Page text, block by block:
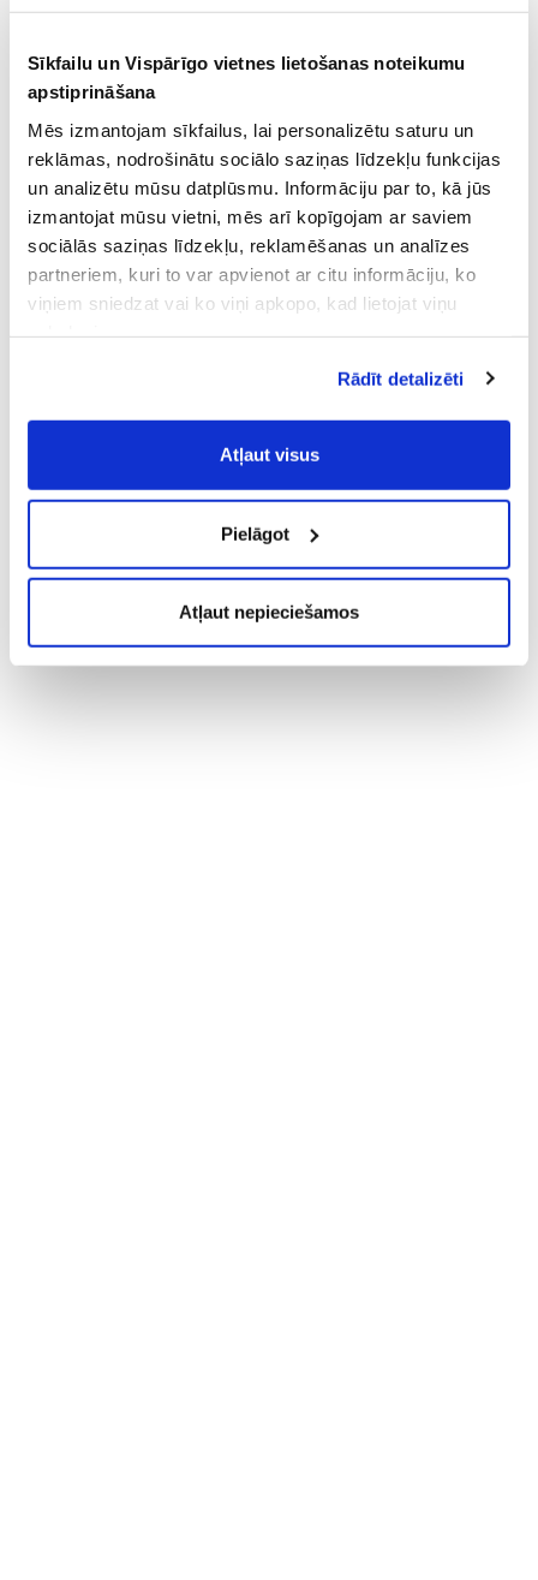
Sīkfailu un Vispārīgo vietnes lietošanas noteikumu
apstiprināšana
Mēs izmantojam sīkfailus, lai personalizētu saturu un
reklāmas, nodrošinātu sociālo saziņas līdzekļu funkcijas
un analizētu mūsu datplūsmu. Informāciju par to, kā jūs
izmantojat mūsu vietni, mēs arī kopīgojam ar saviem
sociālās saziņas līdzekļu, reklamēšanas un analīzes
partneriem, kuri to var apvienot ar citu informāciju, ko
viņiem sniedzat vai ko viņi apkopo, kad lietojat viņu
Vispārīgiem vietnes lietošanas
noteikumiem(saīsināti - VVLN).
Rādīt detalizēti
Atļaut visus
Pielāgot
Atļaut nepieciešamos